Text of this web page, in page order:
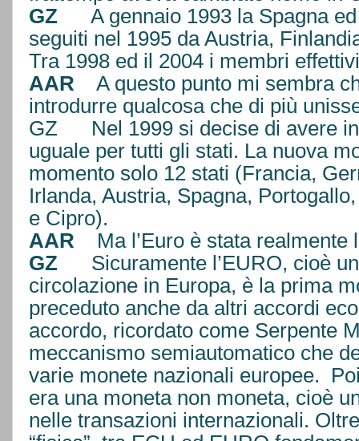
GZ A gennaio 1993 la Spagna ed
seguiti nel 1995 da Austria,
Tra 1998 ed il 2004 i membri
AAR A questo punto mi sembra
introdurre qualcosa che di più
GZ Nel 1999 si decise di avere in
uguale per tutti gli stati. La nuova
momento solo 12 stati (Francia,
Irlanda, Austria, Spagna,
e Cipro).
AAR Ma l’Euro è stata realmente
GZ Sicuramente l’EURO, cioè
circolazione in Europa, è la prima
preceduto anche da altri accordi
accordo, ricordato come Serpente
meccanismo semiautomatico che
varie monete nazionali europee.
era una moneta non moneta, cioè
nelle transazioni internazionali.